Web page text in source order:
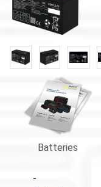
Batteries
-